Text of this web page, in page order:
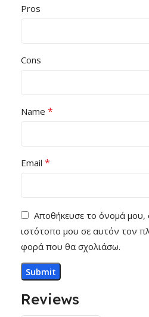
Reviews
Pros
Cons
Name *
Email *
Αποθήκευσε το όνομά μου,
ιστότοπο μου σε αυτόν τον
φορά που θα σχολιάσω.